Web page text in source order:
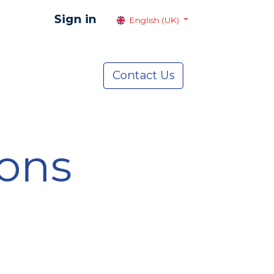
Sign in English (UK)
Social Advocacy Services
Contact Us